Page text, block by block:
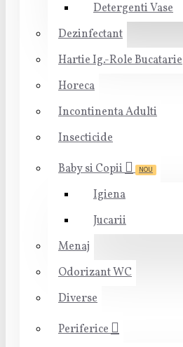
Detergenti Vase
Dezinfectant
Hartie Ig.-Role Bucatarie
Horeca
Incontinenta Adulti
Insecticide
Baby si Copii
NOU
Igiena
Jucarii
Menaj
Odorizant WC
Diverse
Periferice